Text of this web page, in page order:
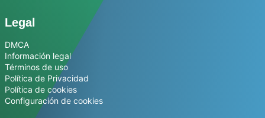
Legal
DMCA
Información legal
Términos de uso
Política de Privacidad
Política de cookies
Configuración de cookies